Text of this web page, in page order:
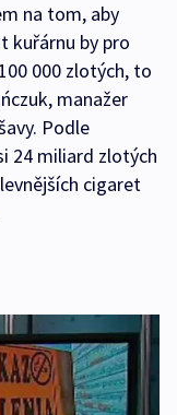
na tom, aby
kuřárnu by pro
000 zlotých, to
manažer
Podle
24 miliard zlotých
cigaret